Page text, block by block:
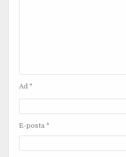
Ad *
E-posta *